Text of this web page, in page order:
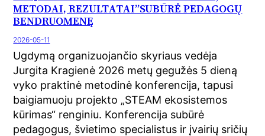
METODAI, REZULTATAI’’SUBŪRĖ PEDAGOGŲ
BENDRUOMENĘ
2026-05-11
Ugdymą organizuojančio skyriaus vedėja
Jurgita Kragienė 2026 metų gegužės 5 dieną
vyko praktinė metodinė konferencija, tapusi
baigiamuoju projekto „STEAM ekosistemos
kūrimas“ renginiu. Konferencija subūrė
pedagogus, švietimo specialistus ir įvairių sričių